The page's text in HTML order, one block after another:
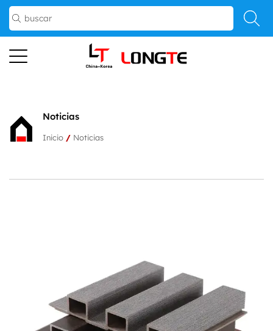
Noticias
Inicio / Noticias